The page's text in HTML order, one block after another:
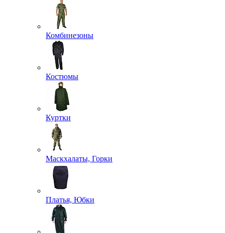
Комбинезоны
Костюмы
Куртки
Маскхалаты, Горки
Платья, Юбки